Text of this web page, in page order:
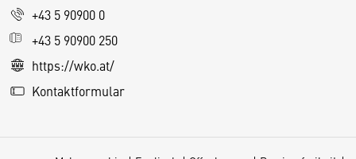
+43 5 90900 0
+43 5 90900 250
https://wko.at/
Kontaktformular
s
e
S
e